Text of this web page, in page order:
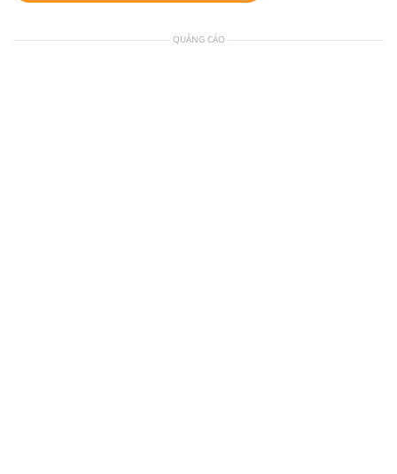
QUẢNG CÁO